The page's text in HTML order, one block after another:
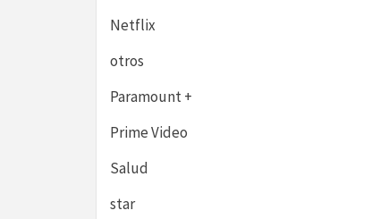
Netflix
otros
Paramount +
Prime Video
Salud
star